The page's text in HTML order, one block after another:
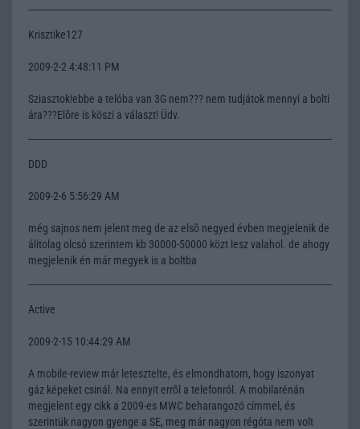
Krisztike127
2009-2-2 4:48:11 PM
Sziasztok!ebbe a telóba van 3G nem??? nem tudjátok mennyi a bolti
ára???Elõre is köszi a választ! Üdv.
DDD
2009-2-6 5:56:29 AM
még sajnos nem jelent meg de az elsõ negyed évben megjelenik de
álitolag olcsó szerintem kb 30000-50000 közt lesz valahol. de ahogy
megjelenik én már megyek is a boltba
Active
2009-2-15 10:44:29 AM
A mobile-review már letesztelte, és elmondhatom, hogy iszonyat
gáz képeket csinál. Na ennyit errõl a telefonról. A mobilarénán
megjelent egy cikk a 2009-es MWC beharangozó címmel, és
szerintük nagyon gyenge a SE, meg már nagyon régóta nem volt